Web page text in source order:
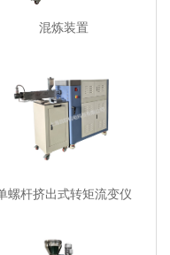
混炼装置
螺杆挤出式转矩流变仪